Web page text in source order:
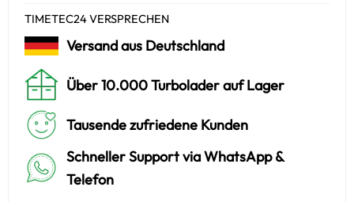
TIMETEC24 VERSPRECHEN
Versand aus Deutschland
Über 10.000 Turbolader auf Lager
Tausende zufriedene Kunden
Schneller Support via WhatsApp &
Telefon